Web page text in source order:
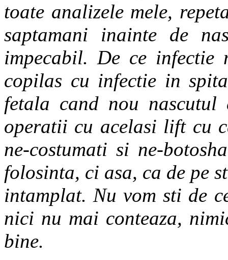
toate analizele mele,
saptamani inainte de
impecabil. De ce infectie
copilas cu infectie in
fetala cand nou
operatii cu acelasi lift cu
ne-costumati si ne-
folosinta, ci asa, ca de pe
intamplat. Nu vom sti de
nici nu mai conteaza,
bine.